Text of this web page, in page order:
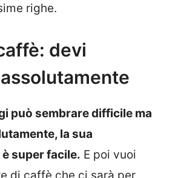
righe.
devi
può sembrare difficile ma
la sua
super facile. E poi vuoi
di caffè che ci sarà per